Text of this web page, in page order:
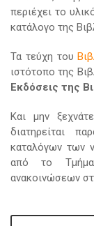
περιέχει το
κατάλογο της
Τα τεύχη του
ιστότοπο της
Εκδόσεις της
Και μην
διατηρείται
καταλόγων των
από το Τμήμα
ανακοινώσεων